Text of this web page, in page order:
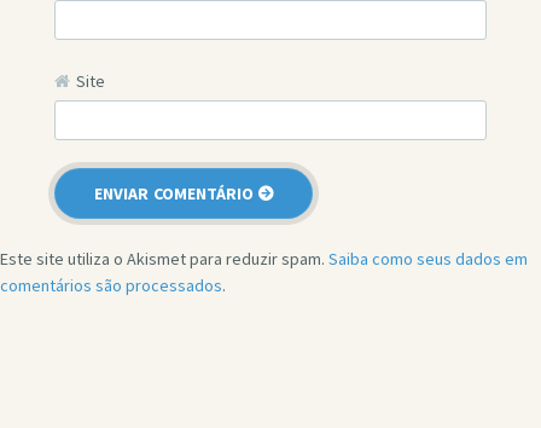
Site
Este site utiliza o Akismet para reduzir spam. Saiba como seus dados em
comentários são processados.